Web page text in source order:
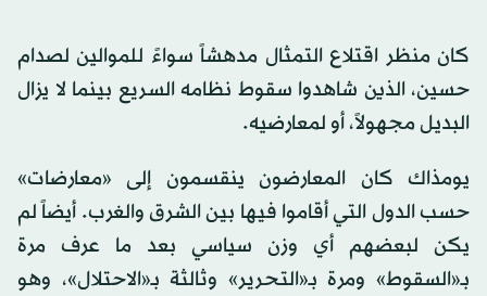
كان منظر اقتلاع التمثال مدهشاً سواءً للموالين لصدام
حسين، الذين شاهدوا سقوط نظامه السريع بينما لا يزال
البديل مجهولاً، أو لمعارضيه.
يومذاك كان المعارضون ينقسمون إلى «معارضات»
حسب الدول التي أقاموا فيها بين الشرق والغرب. أيضاً لم
يكن لبعضهم أي وزن سياسي بعد ما عرف مرة
بـ«السقوط» ومرة بـ«التحرير» وثالثة بـ«الاحتلال»، وهو